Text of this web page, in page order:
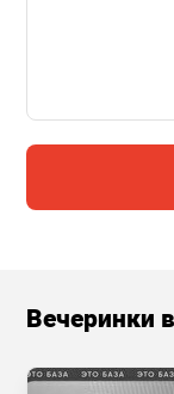
Вечеринки